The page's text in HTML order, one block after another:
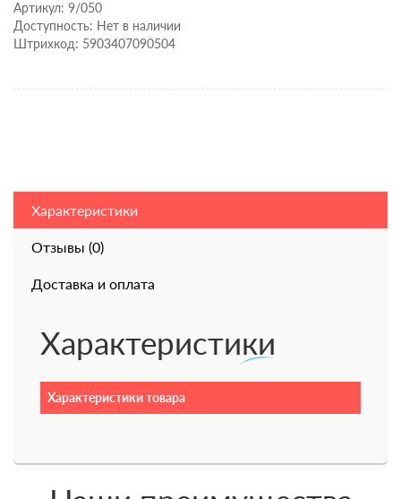
Артикул: 9/050
Доступность: Нет в наличии
Штрихкод: 5903407090504
Характеристики
Отзывы (0)
Доставка и оплата
Характеристики
Характеристики товара